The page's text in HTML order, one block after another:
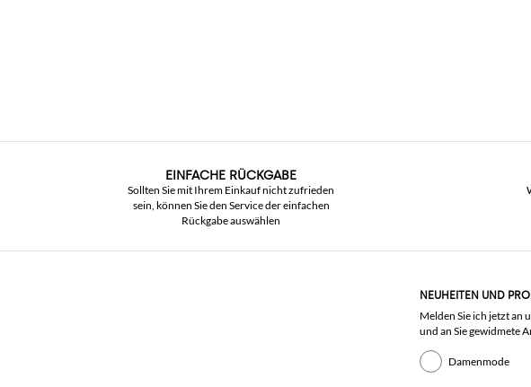
EINFACHE RÜCKGABE
Sollten Sie mit Ihrem Einkauf nicht zufrieden
sein, können Sie den Service der einfachen
Rückgabe auswählen
NEUHEITEN UND
Melden Sie ich jetzt an
und an Sie gewidmete
Damenmode